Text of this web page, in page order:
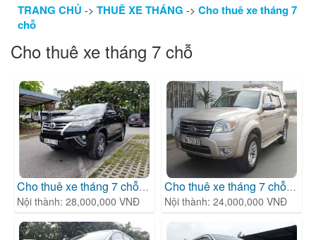
TRANG CHỦ -> THUÊ XE THÁNG -> Cho thuê xe tháng 7
chỗ
Cho thuê xe tháng 7 chỗ
Cho thuê xe tháng 7 chỗ T | Cho thuê xe tháng 7 chỗ
Nội thành: 28,000,000 VNĐ
Cho thuê xe tháng 7 chỗ Fo
Nội thành: 24,000,000 VNĐ